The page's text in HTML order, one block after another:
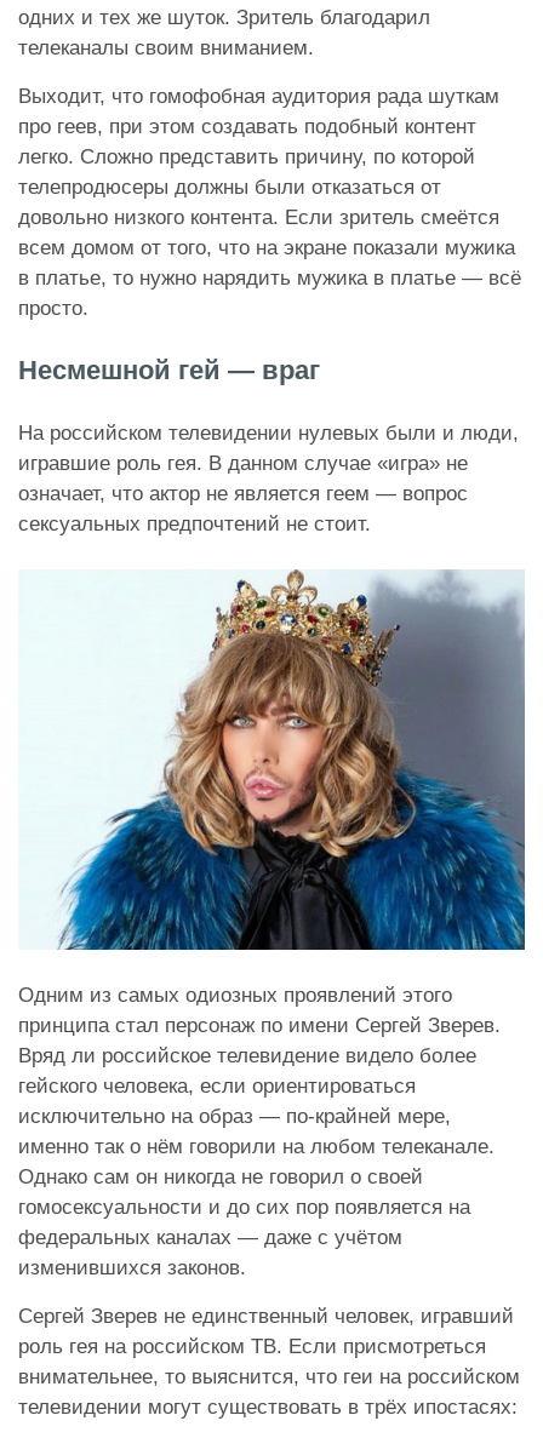
одних и тех же шуток. Зритель благодарил
телеканалы своим вниманием.
Выходит, что гомофобная аудитория рада шуткам
про геев, при этом создавать подобный контент
легко. Сложно представить причину, по которой
телепродюсеры должны были отказаться от
довольно низкого контента. Если зритель смеётся
всем домом от того, что на экране показали мужика
в платье, то нужно нарядить мужика в платье — всё
просто.
Несмешной гей — враг
На российском телевидении нулевых были и люди,
игравшие роль гея. В данном случае «игра» не
означает, что актор не является геем — вопрос
сексуальных предпочтений не стоит.
Одним из самых одиозных проявлений этого
принципа стал персонаж по имени Сергей Зверев.
Вряд ли российское телевидение видело более
гейского человека, если ориентироваться
исключительно на образ — по-крайней мере,
именно так о нём говорили на любом телеканале.
Однако сам он никогда не говорил о своей
гомосексуальности и до сих пор появляется на
федеральных каналах — даже с учётом
изменившихся законов.
Сергей Зверев не единственный человек, игравший
роль гея на российском ТВ. Если присмотреться
внимательнее, то выяснится, что геи на российском
телевидении могут существовать в трёх ипостасях: